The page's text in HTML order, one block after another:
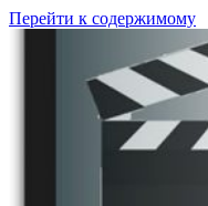
Перейти к содержимому